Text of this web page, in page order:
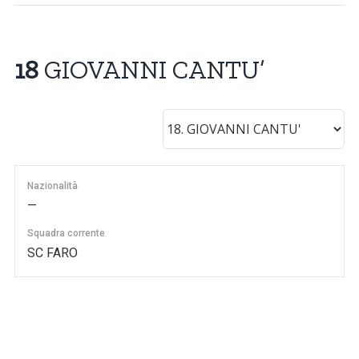
18GIOVANNI CANTU’
Nazionalità
—
Squadra corrente
SC FARO